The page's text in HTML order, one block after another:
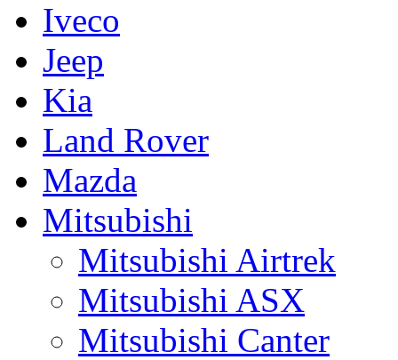
Iveco
Jeep
Kia
Land Rover
Mazda
Mitsubishi
Mitsubishi Airtrek
Mitsubishi ASX
Mitsubishi Canter